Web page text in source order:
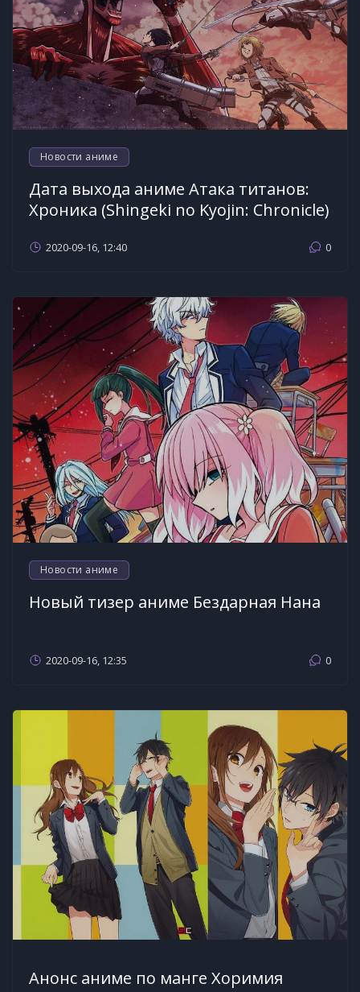
Новости аниме
Дата выхода аниме Атака титанов:
Хроника (Shingeki no Kyojin: Chronicle)
2020-09-16, 12:40 0
Новости аниме
Новый тизер аниме Бездарная Нана
2020-09-16, 12:35 0
Анонс аниме по манге Хоримия